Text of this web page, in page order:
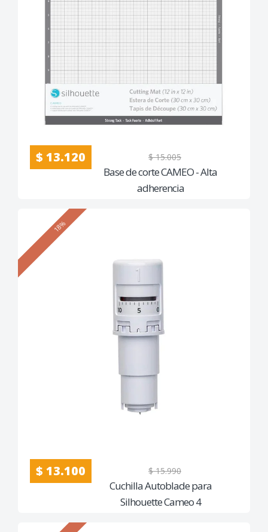
$ 13.120 $ 15.005
Base de corte CAMEO - Alta
adherencia
18%
$ 13.100 $ 15.990
Cuchilla Autoblade para
Silhouette Cameo 4